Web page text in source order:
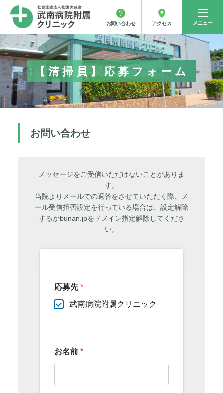
お問い合わせ アクセス メニュー
【清掃員】応募フォーム
お問い合わせ
メッセージをご受信いただけないことがありま
す。
当院よりメールでの返答をさせていただく際、メ
ール受信拒否設定を行っている場合は、設定解除
するかbunan.jpをドメイン指定解除してくださ
い。
応募先*
武南病院附属クリニック
お名前 *